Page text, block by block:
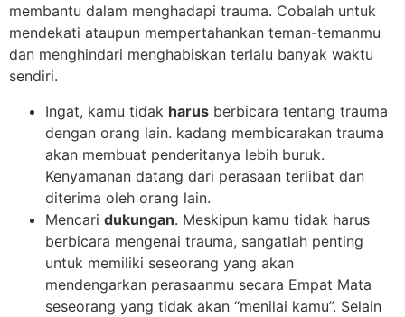
membantu dalam menghadapi trauma. Cobalah untuk
mendekati ataupun mempertahankan teman-temanmu
dan menghindari menghabiskan terlalu banyak waktu
sendiri.
Ingat, kamu tidak harus berbicara tentang trauma
dengan orang lain. kadang membicarakan trauma
akan membuat penderitanya lebih buruk.
Kenyamanan datang dari perasaan terlibat dan
diterima oleh orang lain.
Mencari dukungan. Meskipun kamu tidak harus
berbicara mengenai trauma, sangatlah penting
untuk memiliki seseorang yang akan
mendengarkan perasaanmu secara Empat Mata
seseorang yang tidak akan “menilai kamu”. Selain